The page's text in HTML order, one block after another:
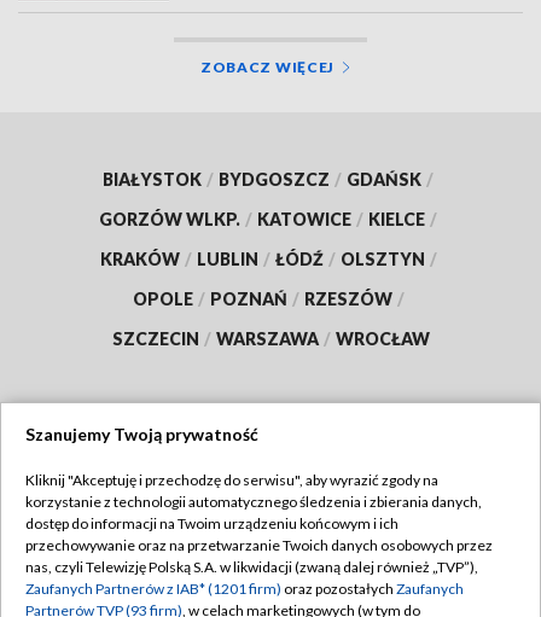
ZOBACZ WIĘCEJ
BIAŁYSTOK / BYDGOSZCZ / GDAŃSK /
GORZÓW WLKP. / KATOWICE / KIELCE /
KRAKÓW / LUBLIN / ŁÓDŹ / OLSZTYN /
OPOLE / POZNAŃ / RZESZÓW /
SZCZECIN / WARSZAWA / WROCŁAW
TVP
Abonament TVP
Emisja w TVP
Regulamin TVP
Polityka prywatności
Szanujemy Twoją prywatność
Kliknij "Akceptuję i przechodzę do serwisu", aby wyrazić zgody na
korzystanie z technologii automatycznego śledzenia i zbierania danych,
dostęp do informacji na Twoim urządzeniu końcowym i ich
przechowywanie oraz na przetwarzanie Twoich danych osobowych przez
nas, czyli Telewizję Polską S.A. w likwidacji (zwaną dalej również „TVP”),
Zaufanych Partnerów z IAB* (1201 firm) oraz pozostałych Zaufanych
Partnerów TVP (93 firm), w celach marketingowych (w tym do